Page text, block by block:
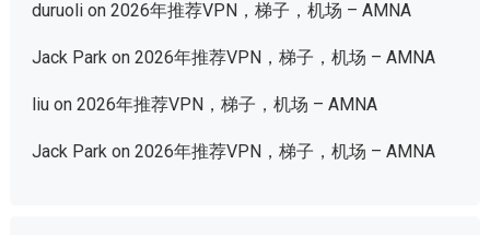
duruolion 2026年推荐VPN，梯子，机场 – AMNA
Jack Parkon 2026年推荐VPN，梯子，机场 – AMNA
liuon 2026年推荐VPN，梯子，机场 – AMNA
Jack Parkon 2026年推荐VPN，梯子，机场 – AMNA